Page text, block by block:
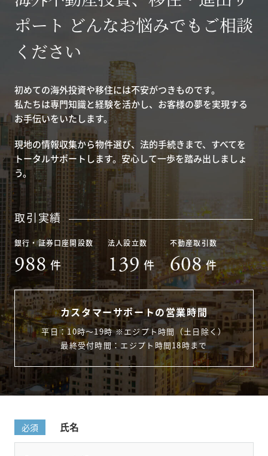
ポート どんなお悩みでもご相談
ください
初めての海外投資や移住には不安がつきものです。
私たちは専門知識と経験を活かし、お客様の夢を実現する
お手伝いをいたします。
現地の情報収集から物件選び、法的手続きまで、すべてを
トータルサポートします。安心して一歩を踏み出しましょ
う。
取引実績
銀行・証券口座開設数
988 件
法人設立数
139 件
不動産取引数
608 件
カスタマーサポートの営業時間
平日：10時〜19時 ※エジプト時間（土日除く）
最終受付時間：エジプト時間18時まで
必須 氏名